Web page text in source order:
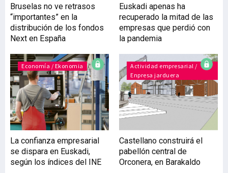
absentismo laboral. En
términos generales, y aun
no siendo bueno, 2022 no
fue tan malo como se
preveía para el tejido
empresarial de Bizkaia y
Gipuzkoa. Así se desprende
de las encuestas de
coyuntura de Cebek y
Adegi, presentadas
explicaron Carolina Pérez
Toledo, presidenta de
Cebek, y Francisco
Bruselas no ve retrasos
“importantes” en la
distribución de los fondos
Next en España
Euskadi apenas ha
recuperado la mitad de las
empresas que perdió con
la pandemia
Economía / Ekonomia
La confianza empresarial
se dispara en Euskadi,
según los índices del INE
Actividad empresarial /
Enpresa jarduera
Castellano construirá el
pabellón central de
Orconera, en Barakaldo